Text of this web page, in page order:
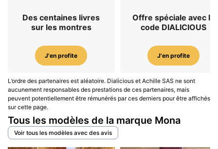
Des centaines livres
sur les montres
J'en profite
Offre spéciale avec le
code DIALICIOUS
J'en profite
L’ordre des partenaires est aléatoire. Dialicious et Achille SAS ne sont
aucunement responsables des prestations de ces partenaires, mais
peuvent potentiellement être rémunérés par ces derniers pour être affichés
sur cette page.
Tous les modèles de la marque Mona
Voir tous les modèles avec des avis